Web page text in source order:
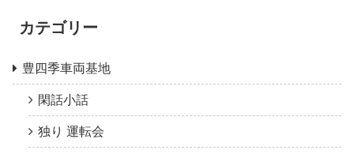
カテゴリー
豊四季車両基地
閑話小話
独り 運転会